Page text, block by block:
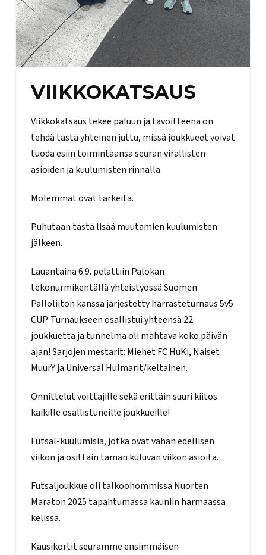
VIIKKOKATSAUS
Viikkokatsaus tekee paluun ja tavoitteena on
tehdä tästä yhteinen juttu, missä joukkueet voivat
tuoda esiin toimintaansa seuran virallisten
asioiden ja kuulumisten rinnalla.
Molemmat ovat tärkeitä.
Puhutaan tästä lisää muutamien kuulumisten
jälkeen.
Lauantaina 6.9. pelattiin Palokan
tekonurmikentällä yhteistyössä Suomen
Palloliiton kanssa järjestetty harrasteturnaus 5v5
CUP. Turnaukseen osallistui yhteensä 22
joukkuetta ja tunnelma oli mahtava koko päivän
ajan! Sarjojen mestarit: Miehet FC HuKi, Naiset
MuurY ja Universal Hulmarit/keltainen.
Onnittelut voittajille sekä erittäin suuri kiitos
kaikille osallistuneille joukkueille!
Futsal-kuulumisia, jotka ovat vähän edellisen
viikon ja osittain tämän kuluvan viikon asioita.
Futsaljoukkue oli talkoohommissa Nuorten
Maraton 2025 tapahtumassa kauniin harmaassa
kelissä.
Kausikortit seuramme ensimmäisen